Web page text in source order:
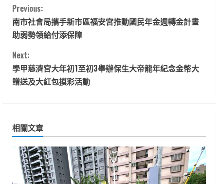
C
o
n
t
i
u
e
Previous:
南市社會局攜手新市區福安宮推動國民年金週轉金計畫
助弱勢領給付添保障
Next:
學甲慈濟宮大年初1至初3舉辦保生大帝龍年紀念金幣大
贈送及大紅包摸彩活動
相關文章